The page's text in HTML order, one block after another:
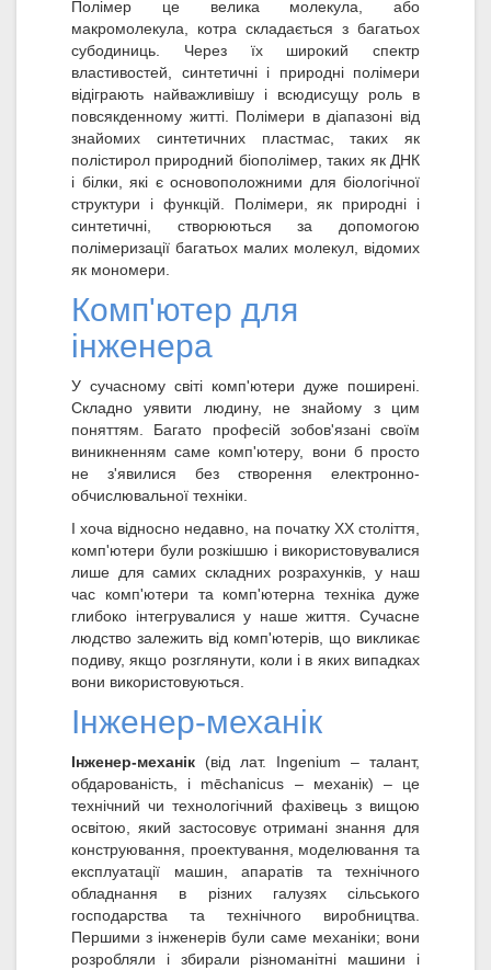
Полімер це велика молекула, або
макромолекула, котра складається з багатьох
субодиниць. Через їх широкий спектр
властивостей, синтетичні і природні полімери
відіграють найважливішу і всюдисущу роль в
повсякденному житті. Полімери в діапазоні від
знайомих синтетичних пластмас, таких як
полістирол природний біополімер, таких як ДНК
і білки, які є основоположними для біологічної
структури і функцій. Полімери, як природні і
синтетичні, створюються за допомогою
полімеризації багатьох малих молекул, відомих
як мономери.
Комп'ютер для
інженера
У сучасному світі комп'ютери дуже поширені.
Складно уявити людину, не знайому з цим
поняттям. Багато професій зобов'язані своїм
виникненням саме комп'ютеру, вони б просто
не з'явилися без створення електронно-
обчислювальної техніки.
І хоча відносно недавно, на початку XX століття,
комп'ютери були розкішшю і використовувалися
лише для самих складних розрахунків, у наш
час комп'ютери та комп'ютерна техніка дуже
глибоко інтегрувалися у наше життя. Сучасне
людство залежить від комп'ютерів, що викликає
подиву, якщо розглянути, коли і в яких випадках
вони використовуються.
Інженер-механік
Інженер-механік (від лат. Ingenium – талант,
обдарованість, і mēchanicus – механік) – це
технічний чи технологічний фахівець з вищою
освітою, який застосовує отримані знання для
конструювання, проектування, моделювання та
експлуатації машин, апаратів та технічного
обладнання в різних галузях сільського
господарства та технічного виробництва.
Першими з інженерів були саме механіки; вони
розробляли і збирали різноманітні машини і